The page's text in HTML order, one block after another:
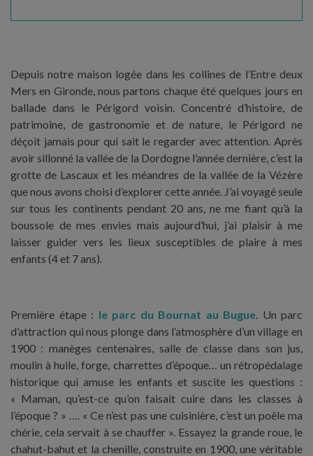
Depuis notre maison logée dans les collines de l’Entre deux
Mers en Gironde, nous partons chaque été quelques jours en
ballade dans le Périgord voisin. Concentré d’histoire, de
patrimoine, de gastronomie et de nature, le Périgord ne
déçoit jamais pour qui sait le regarder avec attention. Après
avoir sillonné la vallée de la Dordogne l’année dernière, c’est la
grotte de Lascaux et les méandres de la vallée de la Vézère
que nous avons choisi d’explorer cette année. J’ai voyagé seule
sur tous les continents pendant 20 ans, ne me fiant qu’à la
boussole de mes envies mais aujourd’hui, j’ai plaisir à me
laisser guider vers les lieux susceptibles de plaire à mes
enfants (4 et 7 ans).
Première étape : le parc du Bournat au Bugue. Un parc
d’attraction qui nous plonge dans l’atmosphère d’un village en
1900 : manèges centenaires, salle de classe dans son jus,
moulin à huile, forge, charrettes d’époque… un rétropédalage
historique qui amuse les enfants et suscite les questions :
« Maman, qu’est-ce qu’on faisait cuire dans les classes à
l’époque ? » …. « Ce n’est pas une cuisinière, c’est un poêle ma
chérie, cela servait à se chauffer ». Essayez la grande roue, le
chahut-bahut et la chenille, construite en 1900, une véritable